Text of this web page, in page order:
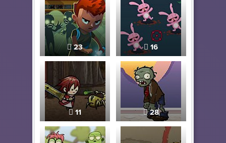
23 16
11 28